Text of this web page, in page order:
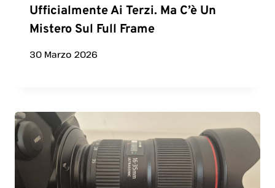
Ufficialmente Ai Terzi. Ma C’è Un
Mistero Sul Full Frame
30 Marzo 2026